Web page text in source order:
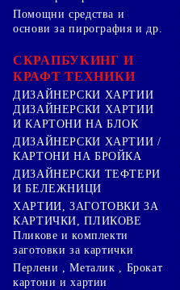
Помощни средства и
основи за пирография и др.
СКРАПБУКИНГ И
КРАФТ ТЕХНИКИ
ДИЗАЙНЕРСКИ ХАРТИИ
ДИЗАЙНЕРСКИ ХАРТИИ
И КАРТОНИ НА БЛОК
ДИЗАЙНЕРСКИ ХАРТИИ /
КАРТОНИ НА БРОЙКА
ДИЗАЙНЕРСКИ ТЕФТЕРИ
И БЕЛЕЖНИЦИ
ХАРТИИ, ЗАГОТОВКИ ЗА
КАРТИЧКИ, ПЛИКОВЕ
Пликове и комплекти
заготовки за картички
Перлени , Металик , Брокат
картони и хартии